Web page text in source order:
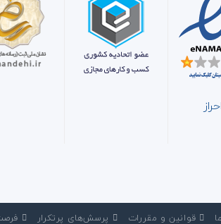
احراز
‌ قوانین و مقررات ‌ پرسش‌های پرتکرار